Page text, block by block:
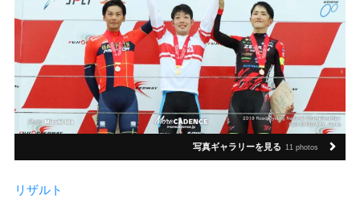
写真ギャラリーを見る 11 photos
リザルト